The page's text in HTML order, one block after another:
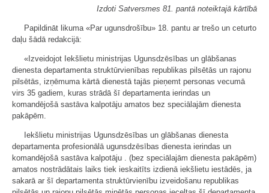
Izdoti Satversmes 81. pantā noteiktajā kārtībā
Papildināt likuma «Par ugunsdrošību» 18. pantu ar trešo un ceturto
daļu šādā redakcijā:
«Izveidojot Iekšlietu ministrijas Ugunsdzēsības un glābšanas
dienesta departamenta struktūrvienības republikas pilsētās un rajonu
pilsētās, izņēmuma kārtā dienestā tajās pieņemt personas vecumā
virs 35 gadiem, kuras strādā šī departamenta ierindas un
komandējošā sastāva kalpotāju amatos bez speciālajām dienesta
pakāpēm.
Iekšlietu ministrijas Ugunsdzēsības un glābšanas dienesta
departamenta profesionālā ugunsdzēsības dienesta ierindas un
komandējošā sastāva kalpotāju . (bez speciālajām dienesta pakāpēm)
amatos nostrādātais laiks tiek ieskaitīts izdienā iekšlietu iestādēs, ja
sakarā ar šī departamenta struktūrvienību izveidošanu republikas